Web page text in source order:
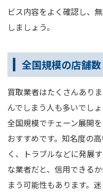
ビス内容をよく確認し、
しましょう。
全国規模の店舗数
買取業者はたくさんあり
んでしまう人も多いでし
全国規模でチェーン展開
おすすめです。知名度の
く、トラブルなどに発展
な業者だと、信用できる
まう可能性もあります。